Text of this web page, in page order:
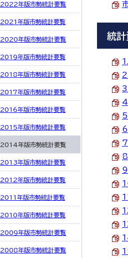
統計
3
9
2022年版市勢統計要覧
2021年版市勢統計要覧
2020年版市勢統計要覧
2019年版市勢統計要覧
2018年版市勢統計要覧
2017年版市勢統計要覧
2016年版市勢統計要覧
2015年版市勢統計要覧
2014年版市勢統計要覧
2013年版市勢統計要覧
2012年版市勢統計要覧
2011年版市勢統計要覧
2010年版市勢統計要覧
2009年版市勢統計要覧
2008年版市勢統計要覧